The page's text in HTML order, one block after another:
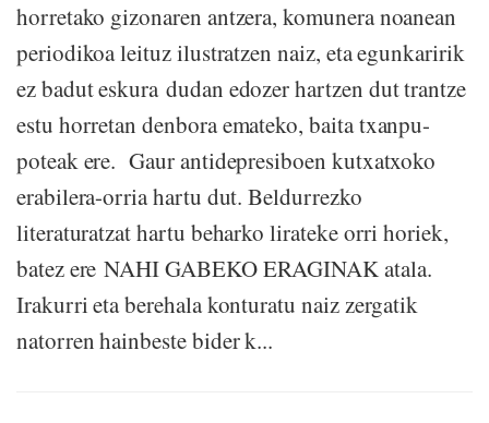
horretako gizonaren antzera, komunera noanean
periodikoa leituz ilustratzen naiz, eta egunkaririk
ez badut eskura dudan edozer hartzen dut trantze
estu horretan denbora emateko, baita txanpu-
poteak ere. Gaur antidepresiboen kutxatxoko
erabilera-orria hartu dut. Beldurrezko
literaturatzat hartu beharko lirateke orri horiek,
batez ere NAHI GABEKO ERAGINAK atala.
Irakurri eta berehala konturatu naiz zergatik
natorren hainbeste bider k...